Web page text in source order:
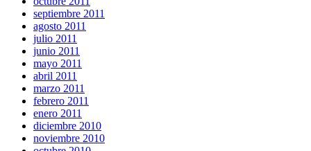
septiembre 2011
agosto 2011
julio 2011
junio 2011
mayo 2011
abril 2011
marzo 2011
febrero 2011
enero 2011
diciembre 2010
noviembre 2010